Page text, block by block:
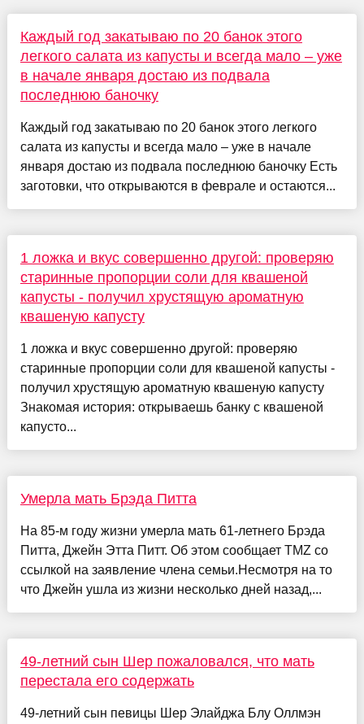
Каждый год закатываю по 20 банок этого
легкого салата из капусты и всегда мало – уже
в начале января достаю из подвала
последнюю баночку
Каждый год закатываю по 20 банок этого легкого
салата из капусты и всегда мало – уже в начале
января достаю из подвала последнюю баночку Есть
заготовки, что открываются в феврале и остаются...
1 ложка и вкус совершенно другой: проверяю
старинные пропорции соли для квашеной
капусты - получил хрустящую ароматную
квашеную капусту
1 ложка и вкус совершенно другой: проверяю
старинные пропорции соли для квашеной капусты -
получил хрустящую ароматную квашеную капусту
Знакомая история: открываешь банку с квашеной
капусто...
Умерла мать Брэда Питта
На 85-м году жизни умерла мать 61-летнего Брэда
Питта, Джейн Этта Питт. Об этом сообщает TMZ со
ссылкой на заявление члена семьи.Несмотря на то
что Джейн ушла из жизни несколько дней назад,...
49-летний сын Шер пожаловался, что мать
перестала его содержать
49-летний сын певицы Шер Элайджа Блу Оллмэн